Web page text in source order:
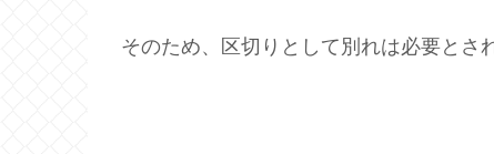
そのため、区切りとして別れは必要とさ